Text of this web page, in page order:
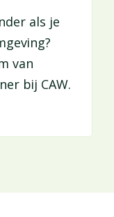
als je
van
bij CAW.